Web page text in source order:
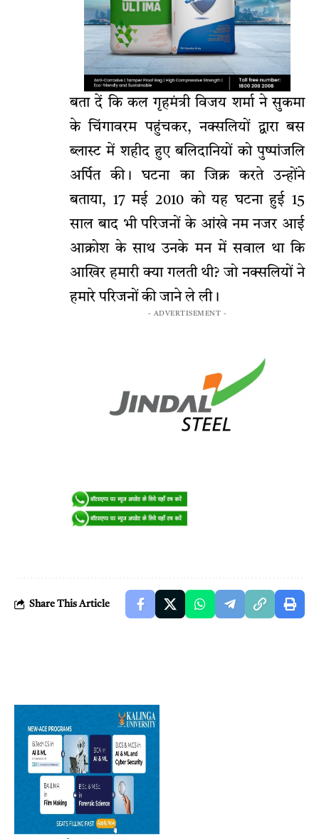
बता दें कि कल गृहमंत्री विजय शर्मा ने सुकमा
के चिंगावरम पहुंचकर, नक्सलियों द्वारा बस
ब्लास्ट में शहीद हुए बलिदानियों को पुष्पांजलि
अर्पित की। घटना का जिक्र करते उन्होंने
बताया, 17 मई 2010 को यह घटना हुई 15
साल बाद भी परिजनों के आंखे नम नजर आई
आक्रोश के साथ उनके मन में सवाल था कि
आखिर हमारी क्या गलती थी? जो नक्सलियों ने
हमारे परिजनों की जाने ले ली।
- ADVERTISEMENT -
Share This Article